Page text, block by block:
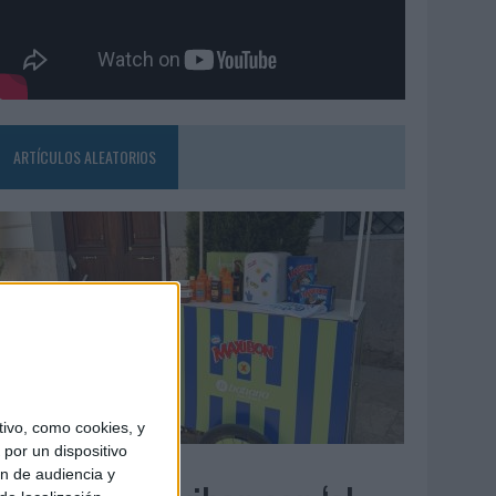
como cookies, y
un dispositivo
de audiencia y
ARTÍCULOS ALEATORIOS
08/2026